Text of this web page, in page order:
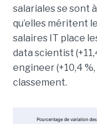
salariales se sont
qu’elles méritent
salaires IT place
data scientist
engineer (+10,4
classement.